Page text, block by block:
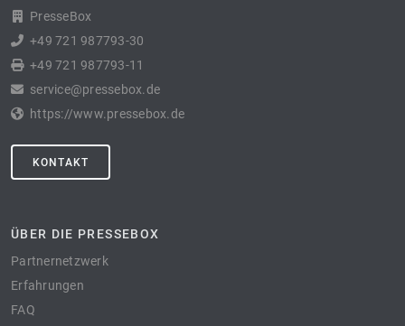
PresseBox
+49 721 987793-30
+49 721 987793-11
service@pressebox.de
https://www.pressebox.de
KONTAKT
ÜBER DIE PRESSEBOX
Partnernetzwerk
Erfahrungen
FAQ